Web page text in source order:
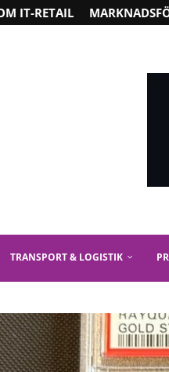
IT-RETAIL
TRANSPORT & LOGISTIK